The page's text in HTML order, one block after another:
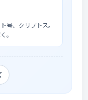
号、クリプトス。
。